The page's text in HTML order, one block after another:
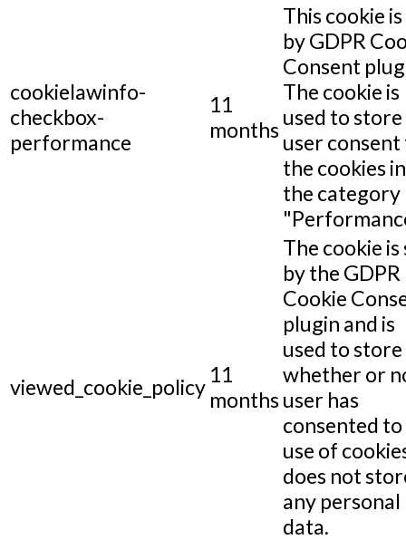
cookielawinfo-
checkbox-
performance
11
months
This cookie
by GDPR
Consent
The cookie is
used to
user
the cookies in
the category
viewed_cookie_policy 11
months
The cookie is
by the GDPR
Cookie
plugin and is
used to store
whether or
user has
consented
use of
does not
any personal
data.